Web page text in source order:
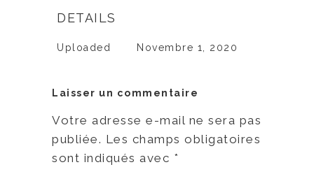
DETAILS
Uploaded Novembre 1, 2020
Laisser un commentaire
Votre adresse e-mail ne sera pas
publiée. Les champs obligatoires
sont indiqués avec *